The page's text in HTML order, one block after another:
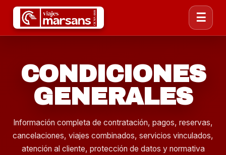
☰
CONDICIONES
GENERALES
Información completa de contratación, pagos, reservas,
cancelaciones, viajes combinados, servicios vinculados,
atención al cliente, protección de datos y normativa